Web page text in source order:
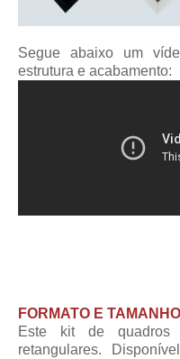
Segue abaixo um
estrutura e acabamento:
FORMATO E
Este kit de
retangulares.